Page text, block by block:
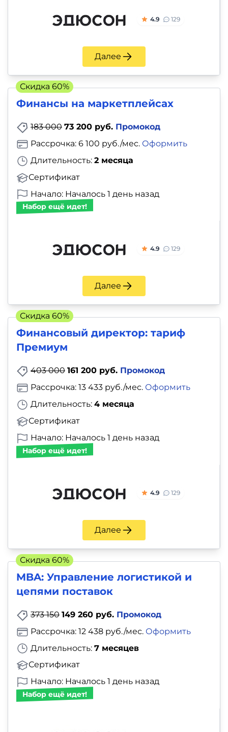
4.9 129
Далее
Финансы на маркетплейсах
183 000 73 200 руб. Промокод
Длительность: 2 месяца
Сертификат
Рассрочка: 6 100 руб./мес. Оформить
Начало: Началось 1 день назад
Набор ещё идет!
4.9 129
Далее
Скидка 60%
Финансовый директор: тариф
Премиум
403 000 161 200 руб. Промокод
Длительность: 4 месяца
Сертификат
Рассрочка: 13 433 руб./мес. Оформить
Начало: Началось 1 день назад
Набор ещё идет!
4.9 129
Далее
Скидка 60%
MBA: Управление логистикой и
цепями поставок
373 150 149 260 руб. Промокод
Длительность: 7 месяцев
Сертификат
Рассрочка: 12 438 руб./мес. Оформить
Начало: Началось 1 день назад
Набор ещё идет!
Скидка 60%